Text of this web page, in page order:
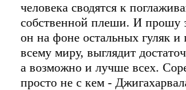
человека сводятся к
собственной плеши. И прошу
он на фоне остальных гуляк и
всему миру, выглядит
а возможно и лучше всех.
просто не с кем -